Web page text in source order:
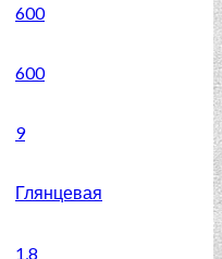
600
600
9
Глянцевая
1,8